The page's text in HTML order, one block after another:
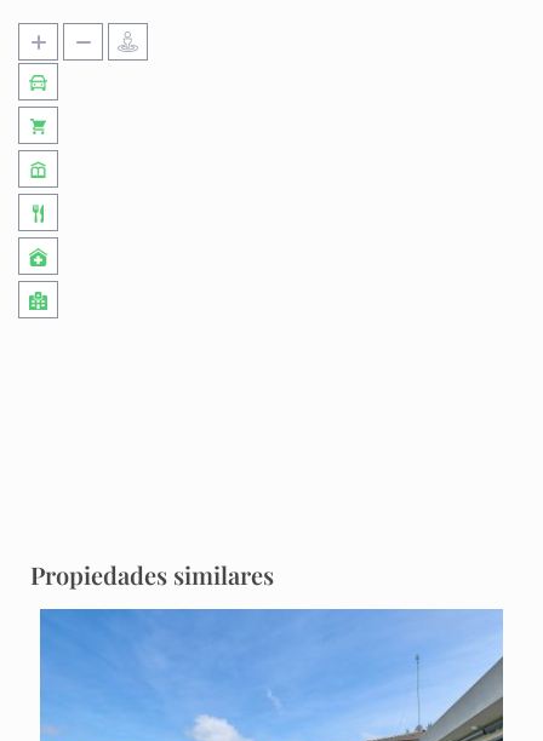
Propiedades similares